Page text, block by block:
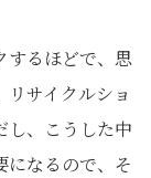
するほどで、思
サイクルショ
し、こうした中
になるので、そ